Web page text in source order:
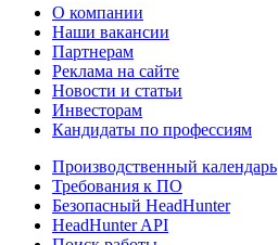
О компании
Наши вакансии
Партнерам
Реклама на сайте
Новости и статьи
Инвесторам
Кандидаты по профессиям
Производственный календарь
Требования к ПО
Безопасный HeadHunter
HeadHunter API